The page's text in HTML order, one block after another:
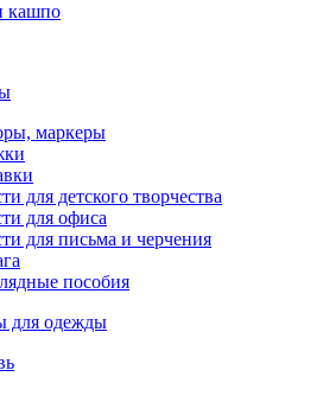
кашпо
маркеры
для детского творчества
для офиса
для письма и черчения
пособия
для одежды